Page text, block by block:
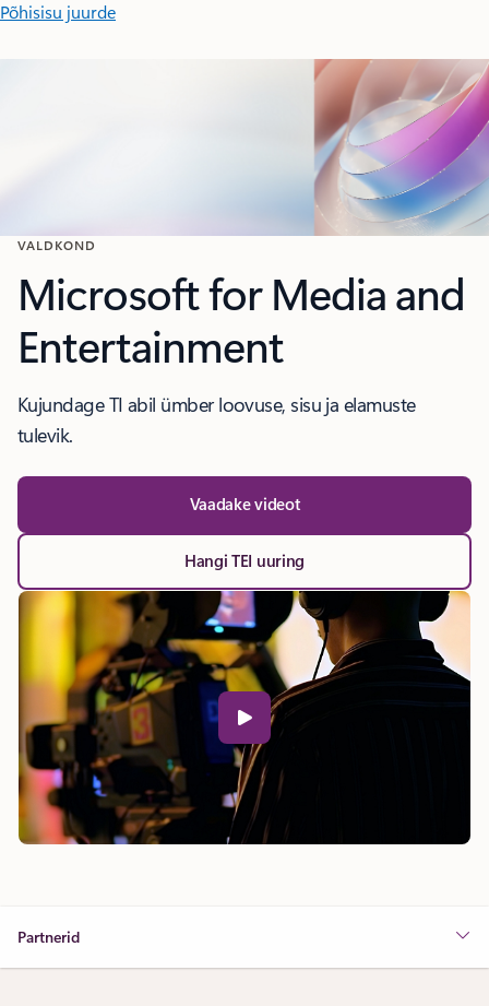
Põhisisu juurde
VALDKOND
Microsoft for Media and
Entertainment
Kujundage TI abil ümber loovuse, sisu ja elamuste
tulevik.
Vaadake videot
Hangi TEI uuring
Partnerid